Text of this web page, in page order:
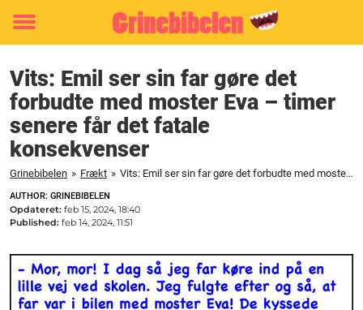
Toggle
Vits: Emil ser sin far gøre det
forbudte med moster Eva – timer
senere får det fatale
konsekvenser
Grinebibelen » Frækt » Vits: Emil ser sin far gøre det forbudte med moster Eva - timer senere får det fatale konsekvenser
AUTHOR: GRINEBIBELEN
Opdateret: feb 15, 2024, 18:40
Published: feb 14, 2024, 11:51